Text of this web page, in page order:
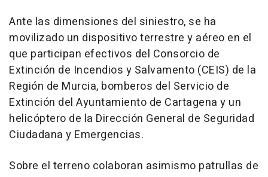
Ante las dimensiones del siniestro, se ha
movilizado un dispositivo terrestre y aéreo en el
que participan efectivos del Consorcio de
Extinción de Incendios y Salvamento (CEIS) de la
Región de Murcia, bomberos del Servicio de
Extinción del Ayuntamiento de Cartagena y un
helicóptero de la Dirección General de Seguridad
Ciudadana y Emergencias.
Sobre el terreno colaboran asimismo patrullas de